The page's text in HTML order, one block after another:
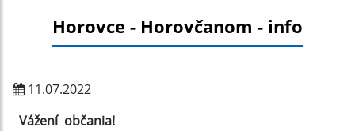
Horovce - Horovčanom - info
11.07.2022
Vážení občania!